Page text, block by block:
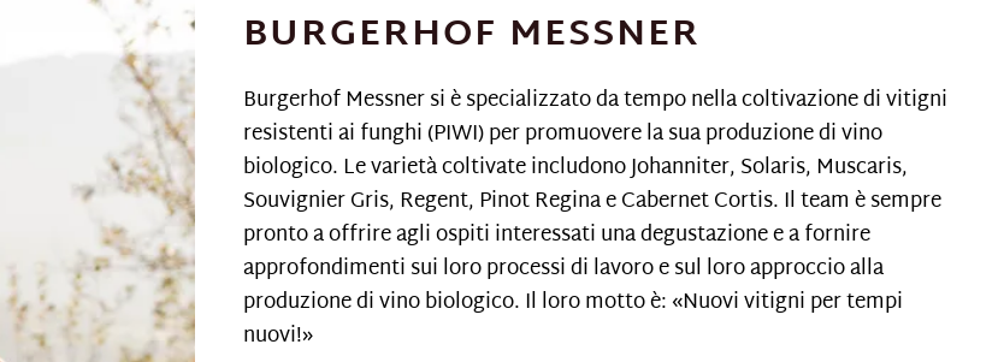
BURGERHOF MESSNER
Burgerhof Messner si è specializzato da tempo nella coltivazione di vitigni
resistenti ai funghi (PIWI) per promuovere la sua produzione di vino
biologico. Le varietà coltivate includono Johanniter, Solaris, Muscaris,
Souvignier Gris, Regent, Pinot Regina e Cabernet Cortis. Il team è sempre
pronto a offrire agli ospiti interessati una degustazione e a fornire
approfondimenti sui loro processi di lavoro e sul loro approccio alla
produzione di vino biologico. Il loro motto è: «Nuovi vitigni per tempi
nuovi!»